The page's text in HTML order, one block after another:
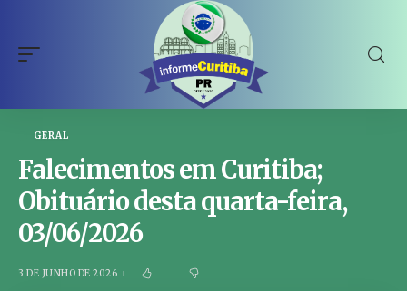
GERAL
Falecimentos em Curitiba;
Obituário desta quarta-feira,
03/06/2026
3 DE JUNHO DE 2026